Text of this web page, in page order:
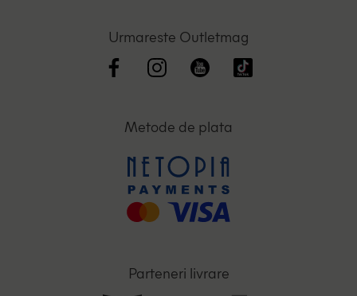
Urmareste Outletmag
Metode de plata
Parteneri livrare